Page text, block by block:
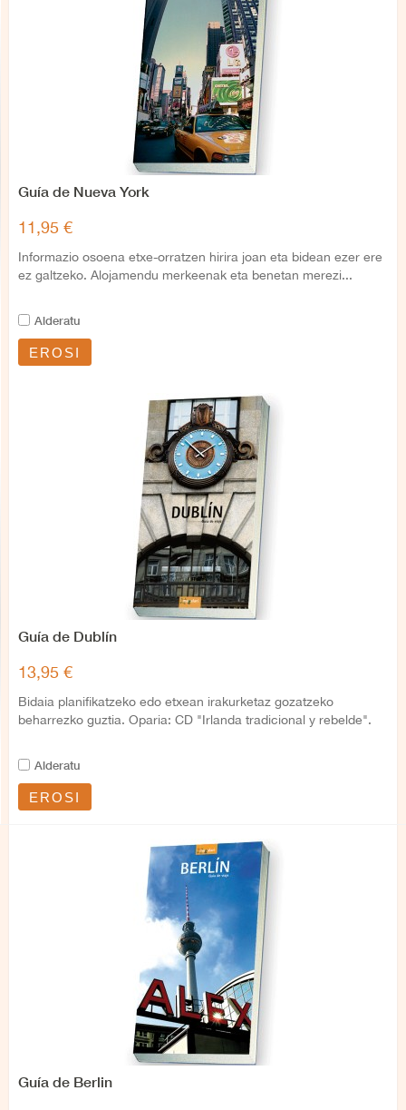
Guía de Nueva York
11,95 €
Informazio osoena etxe-orratzen hirira joan eta bidean ezer ere
ez galtzeko. Alojamendu merkeenak eta benetan merezi...
Alderatu
EROSI
Guía de Dublín
13,95 €
Bidaia planifikatzeko edo etxean irakurketaz gozatzeko
beharrezko guztia. Oparia: CD "Irlanda tradicional y rebelde".
Alderatu
EROSI
Guía de Berlin